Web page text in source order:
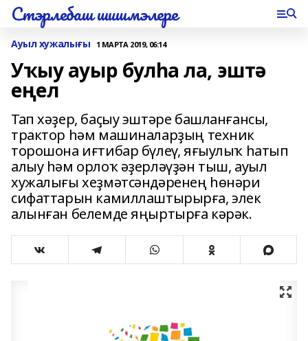
Стэрлебаш шишмэлере
Ауыл хужалығы 1 МАРТА 2019, 06:14
Уҡыу ауыр булһа ла, эштә
еңел
Тап хәҙер, баҫыу эштәре башланғансы,
трактор һәм машиналарҙың техник
торошона иғтибар бүлеү, яғыулыҡ һатып
алыу һәм орлоҡ әҙерләүҙән тыш, ауыл
хужалығы хеҙмәтсәндәренең һөнәри
сифаттарын камиллаштырырға, элек
алынған белемде яңыртырға кәрәк.